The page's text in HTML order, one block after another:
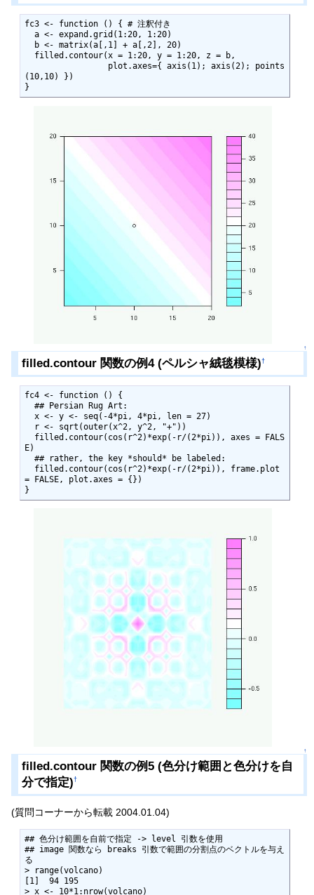
fc3 <- function () { # 注釈付き
(10,10) })
}
↑
filled.contour 関数の例4 (ペルシャ絨毯模様)†
fc4 <- function () {
E)
= FALSE, plot.axes = {})
}
↑
filled.contour 関数の例5 (色分け範囲と色分けを自
分で指定)†
(質問コーナーから転載 2004.01.04)
## 色分け範囲を自前で指定 -> level 引数を使用
## image 関数なら breaks 引数で範囲の分割点のベクトルを与え
る
> range(volcano)
[1]  94 195
> x <- 10*1:nrow(volcano)